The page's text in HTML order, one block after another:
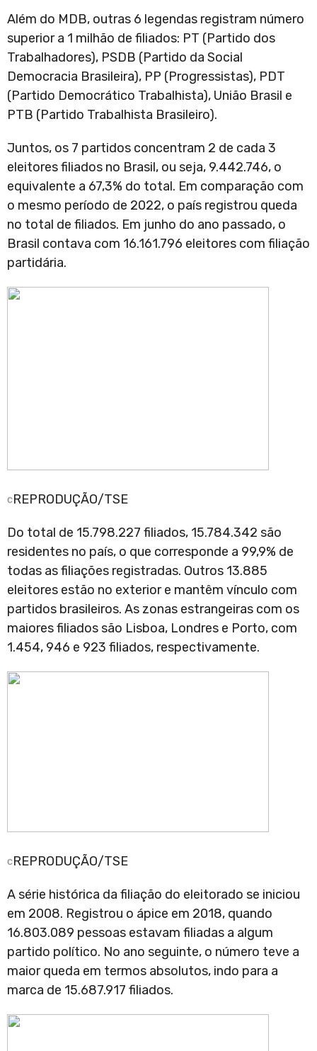
Além do MDB, outras 6 legendas registram número
superior a 1 milhão de filiados: PT (Partido dos
Trabalhadores), PSDB (Partido da Social
Democracia Brasileira), PP (Progressistas), PDT
(Partido Democrático Trabalhista), União Brasil e
PTB (Partido Trabalhista Brasileiro).
Juntos, os 7 partidos concentram 2 de cada 3
eleitores filiados no Brasil, ou seja, 9.442.746, o
equivalente a 67,3% do total. Em comparação com
o mesmo período de 2022, o país registrou queda
no total de filiados. Em junho do ano passado, o
Brasil contava com 16.161.796 eleitores com filiação
partidária.
REPRODUÇÃO/TSE
Do total de 15.798.227 filiados, 15.784.342 são
residentes no país, o que corresponde a 99,9% de
todas as filiações registradas. Outros 13.885
eleitores estão no exterior e mantêm vínculo com
partidos brasileiros. As zonas estrangeiras com os
maiores filiados são Lisboa, Londres e Porto, com
1.454, 946 e 923 filiados, respectivamente.
REPRODUÇÃO/TSE
A série histórica da filiação do eleitorado se iniciou
em 2008. Registrou o ápice em 2018, quando
16.803.089 pessoas estavam filiadas a algum
partido político. No ano seguinte, o número teve a
maior queda em termos absolutos, indo para a
marca de 15.687.917 filiados.